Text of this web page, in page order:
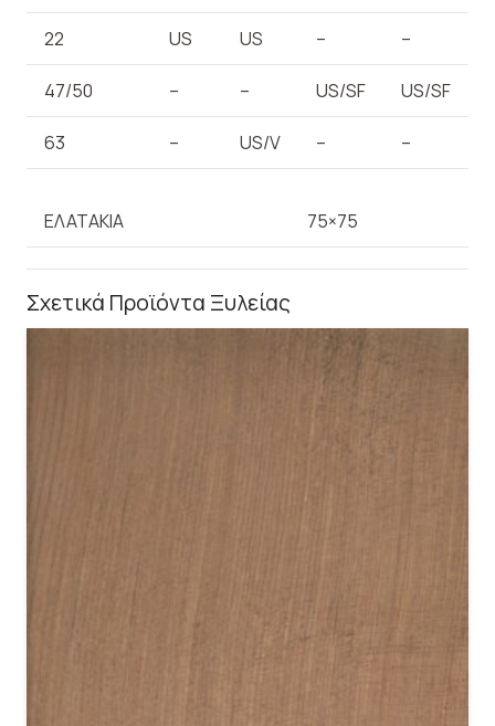
22 US US – –
47/50 – – US/SF US/SF
63 – US/V – –
ΕΛΑΤΑΚΙΑ 75×75
Σχετικά Προϊόντα Ξυλείας